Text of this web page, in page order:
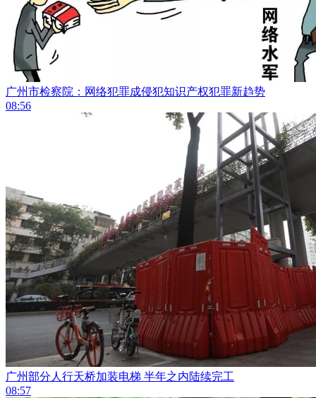
广州市检察院：网络犯罪成侵犯知识产权犯罪新趋势
08:56
广州部分人行天桥加装电梯 半年之内陆续完工
08:57